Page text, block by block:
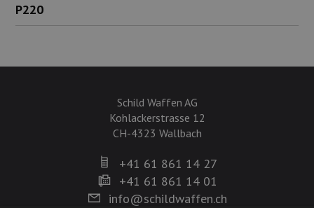
P220
Schild Waffen AG
Kohlackerstrasse 12
CH-4323 Wallbach
+41 61 861 14 27
+41 61 861 14 01
info@schildwaffen.ch